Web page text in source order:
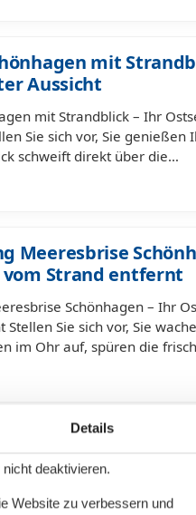
mit
Aussicht
mit Strandblick – Ihr
Sie sich vor, Sie
schweift direkt über die…
Meeresbrise
vom Strand entfernt
Schönhagen – Ihr
Stellen Sie sich vor, Sie
im Ohr auf, spüren die
in Schönhagen
direkt am Strand
Details
deaktivieren.
Website zu verbessern und